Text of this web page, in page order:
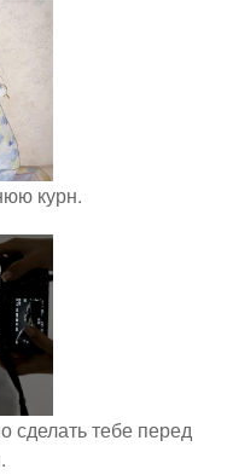
курн.
сделать тебе перед